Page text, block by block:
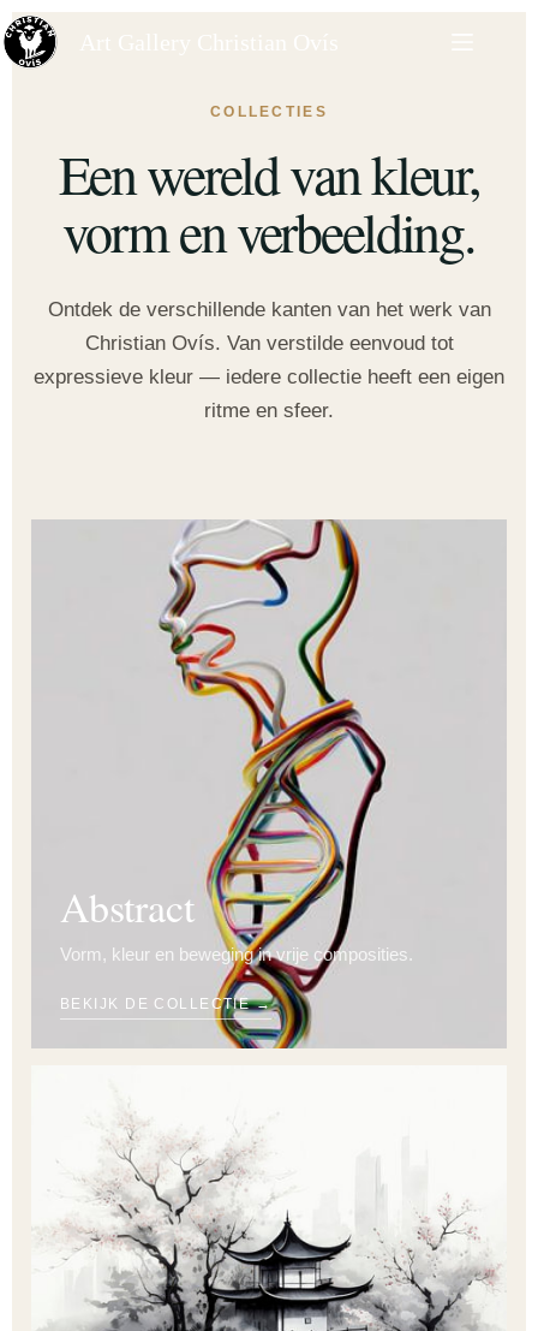
COLLECTIES
Een wereld van kleur,
vorm en verbeelding.
Ontdek de verschillende kanten van het werk van
Christian Ovís. Van verstilde eenvoud tot
expressieve kleur — iedere collectie heeft een eigen
ritme en sfeer.
Abstract
Vorm, kleur en beweging in vrije composities.
BEKIJK DE COLLECTIE →